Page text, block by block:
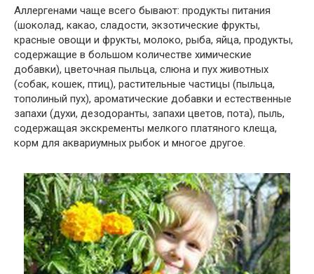
Аллергенами чаще всего бывают: продукты питания
(шоколад, какао, сладости, экзотические фрукты,
красные овощи и фрукты, молоко, рыба, яйца, продукты,
содержащие в большом количестве химические
добавки), цветочная пыльца, слюна и пух животных
(собак, кошек, птиц), растительные частицы (пыльца,
тополиный пух), ароматические добавки и естественные
запахи (духи, дезодоранты, запахи цветов, пота), пыль,
содержащая экскременты мелкого платяного клеща,
корм для аквариумных рыбок и многое другое.